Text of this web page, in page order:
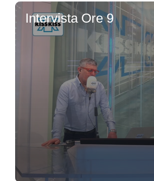
Intervista Ore 9
0
seconds
of
6
minutes,
9